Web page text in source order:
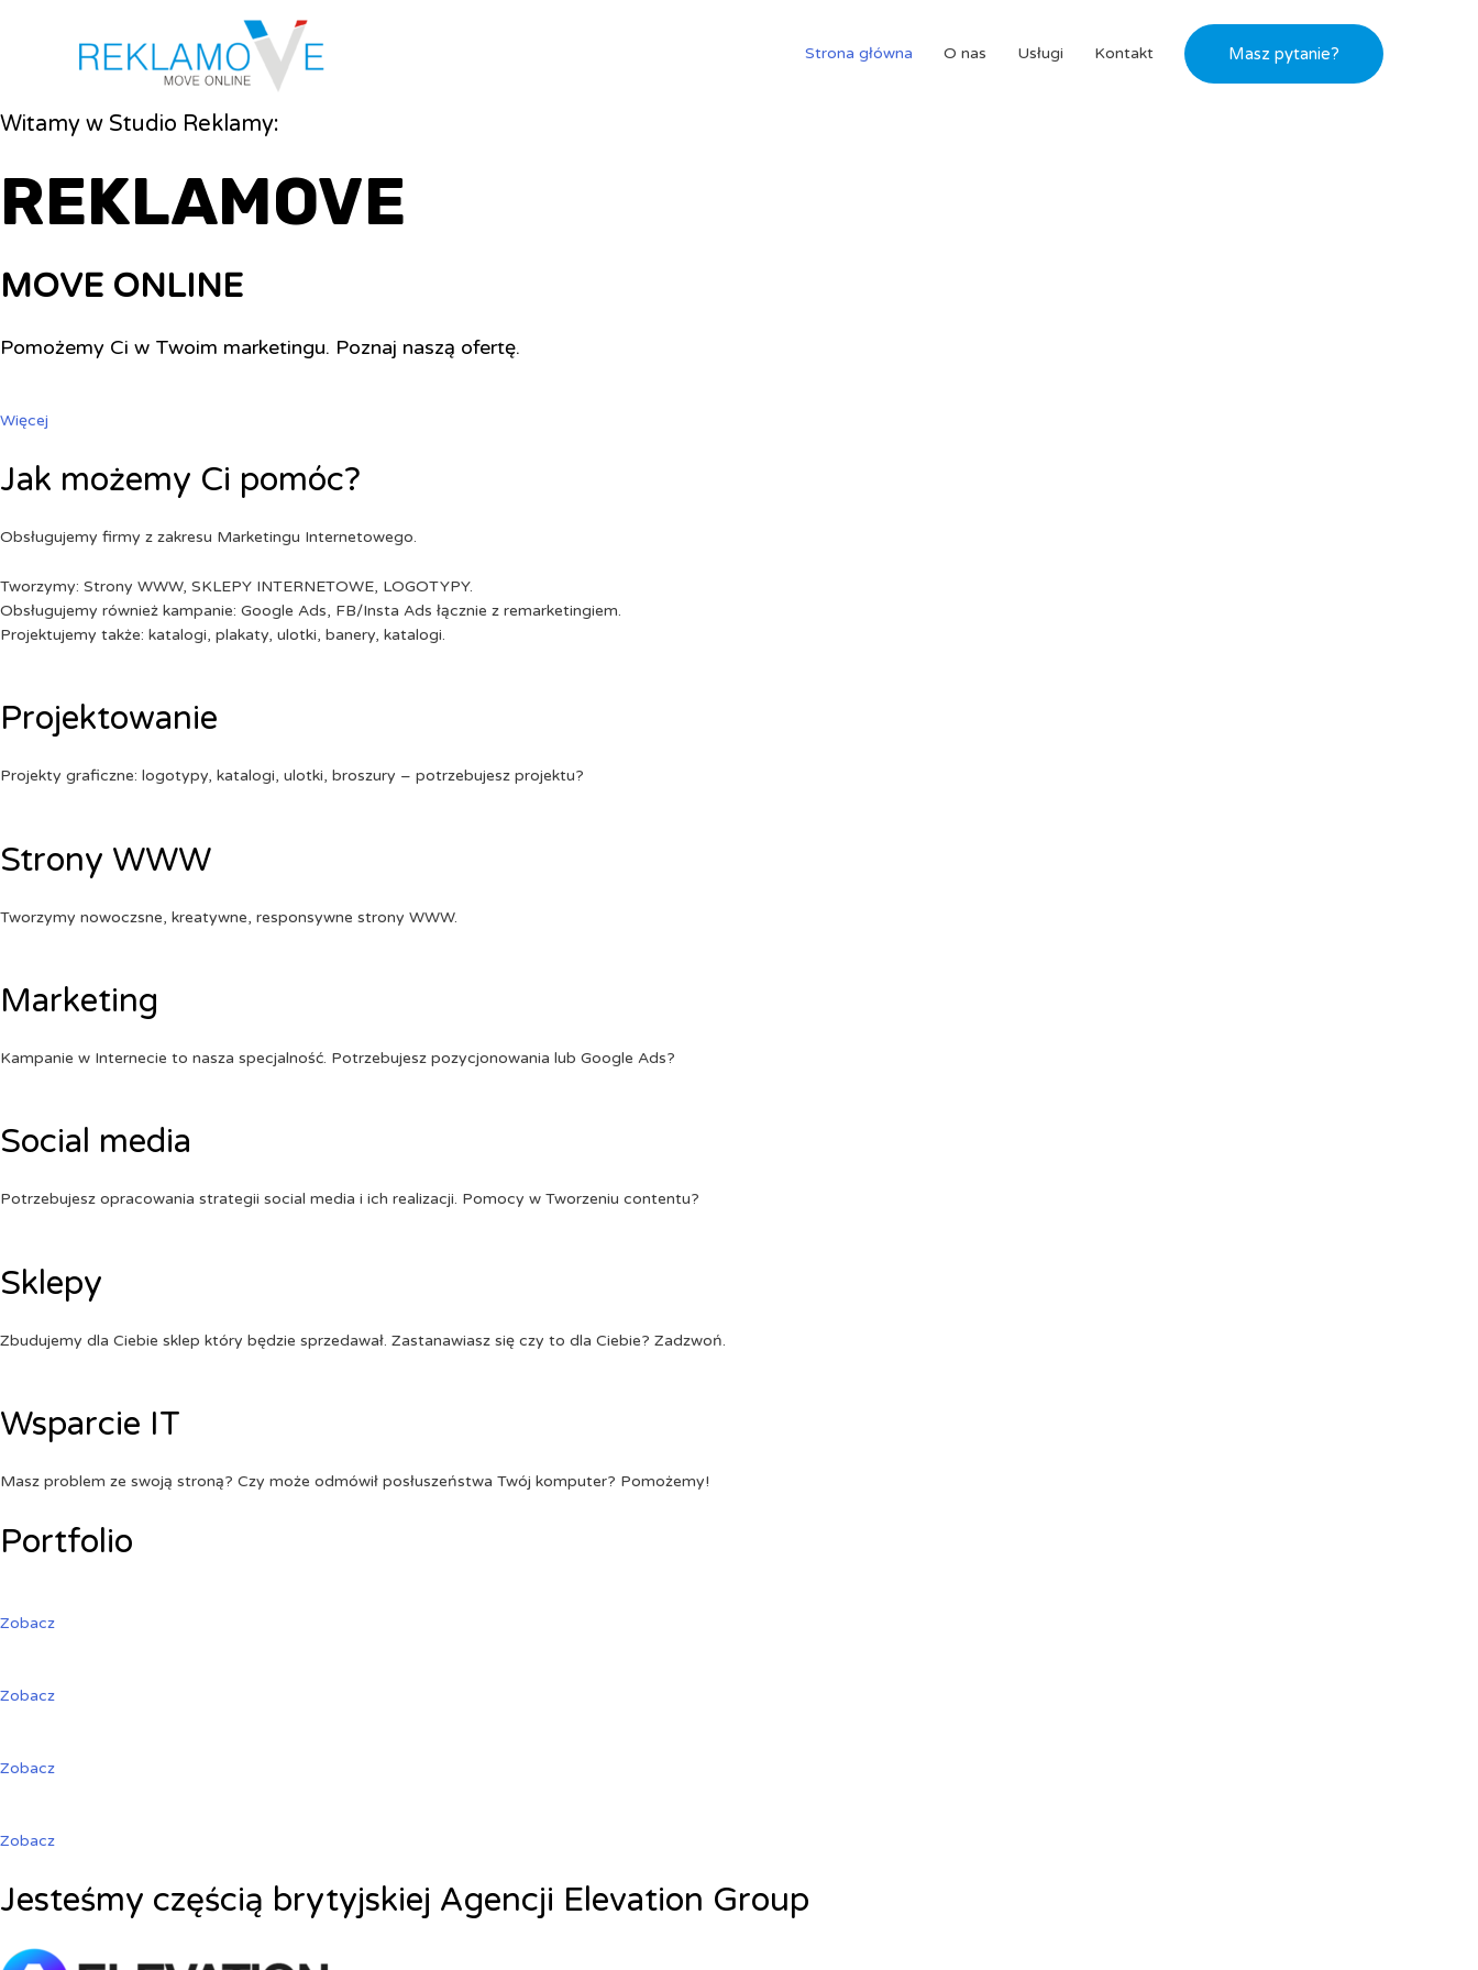
Strona główna O nas Usługi Kontakt Masz pytanie?
Witamy w Studio Reklamy:
REKLAMOVE
MOVE ONLINE
Pomożemy Ci w Twoim marketingu. Poznaj naszą ofertę.
Więcej
Jak możemy Ci pomóc?
Obsługujemy firmy z zakresu Marketingu Internetowego.
Tworzymy: Strony WWW, SKLEPY INTERNETOWE, LOGOTYPY.
Obsługujemy również kampanie: Google Ads, FB/Insta Ads łącznie z remarketingiem.
Projektujemy także: katalogi, plakaty, ulotki, banery, katalogi.
Projektowanie
Projekty graficzne: logotypy, katalogi, ulotki, broszury – potrzebujesz projektu?
Strony WWW
Tworzymy nowoczsne, kreatywne, responsywne strony WWW.
Marketing
Kampanie w Internecie to nasza specjalność. Potrzebujesz pozycjonowania lub Google Ads?
Social media
Potrzebujesz opracowania strategii social media i ich realizacji. Pomocy w Tworzeniu contentu?
Sklepy
Zbudujemy dla Ciebie sklep który będzie sprzedawał. Zastanawiasz się czy to dla Ciebie? Zadzwoń.
Wsparcie IT
Masz problem ze swoją stroną? Czy może odmówił posłuszeństwa Twój komputer? Pomożemy!
Portfolio
Zobacz
Zobacz
Zobacz
Zobacz
Jesteśmy częścią brytyjskiej Agencji Elevation Group